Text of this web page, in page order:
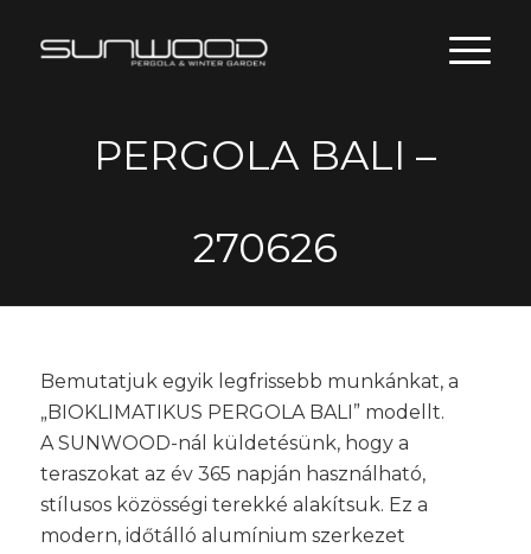
PERGOLA BALI –
270626
Bemutatjuk egyik legfrissebb munkánkat, a
„BIOKLIMATIKUS PERGOLA BALI” modellt.
A SUNWOOD-nál küldetésünk, hogy a
teraszokat az év 365 napján használható,
stílusos közösségi terekké alakítsuk. Ez a
modern, időtálló alumínium szerkezet